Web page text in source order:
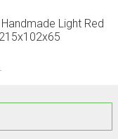
Light Red